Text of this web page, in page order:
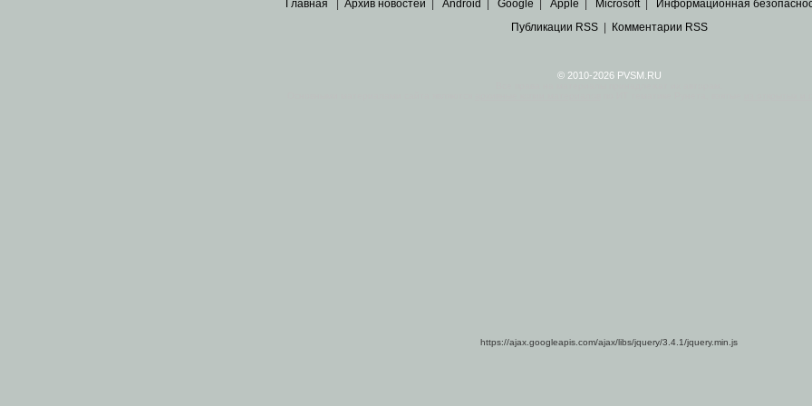
Главная Архив новостей Android Google Apple Microsoft| Информационная
Публикации RSS| Комментарии RSS
© 2010-2026 PVSM.RU
https://ajax.googleapis.com/ajax/libs/jquery/3.4.1/jquery.min.js